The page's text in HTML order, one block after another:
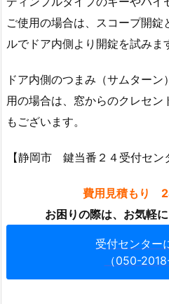
換
1.
3.
車
の
を
し
ご使用の場合は、スコープ開
ルでドア内側より開錠を試みま
ドア内側のつまみ（サムター
用の場合は、窓からのクレセ
もございます。
【静岡市 鍵当番２４受付セ
費用見積もり
お困りの際は、お気軽
受付センター
（050-